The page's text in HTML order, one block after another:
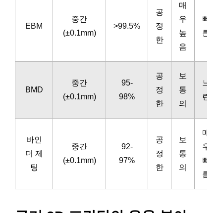
EBM
중간
(±0.1mm)
>99.5%
공
정
한
매
우
높
음
빠
른
BMD
중간
(±0.1mm)
95-
98%
공
정
한
보
통
의
느
린
바인
더 제
팅
중간
(±0.1mm)
92-
97%
공
정
한
보
통
의
매
우
빠
름